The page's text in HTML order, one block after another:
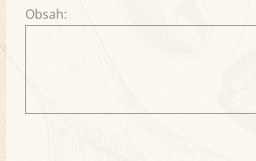
Obsah: